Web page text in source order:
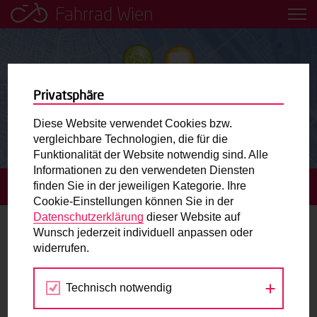
Fahrrad Wien
Leih dir einfach ein Transportfahrrad in deiner Nähe aus!
Mobilitätsbildung für Kinder und
Jugendliche
Radweg-Projektkarte
Routenplaner
Mit dem Fahrrad in Wien unterwegs? Hier finden Sie die
beste Route.
Wunschbox
Sie haben ein Anliegen zum Radverkehr? Schreiben Sie
STARTSEITE TERMINE DEINE STADT – DEINE IDEEN
29.-01.
AUG-SEP
2018
Privatsphäre
Diese Website verwendet Cookies bzw.
vergleichbare Technologien, die für die
Funktionalität der Website notwendig sind. Alle
Informationen zu den verwendeten Diensten
finden Sie in der jeweiligen Kategorie. Ihre
Cookie-Einstellungen können Sie in der
Datenschutzerklärung dieser Website auf
Wunsch jederzeit individuell anpassen oder
widerrufen.
Technisch notwendig